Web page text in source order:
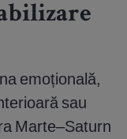
emoțională,
sau
Marte–Saturn